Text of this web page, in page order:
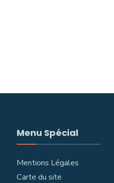
Menu Spécial
Mentions Légales
Carte du site